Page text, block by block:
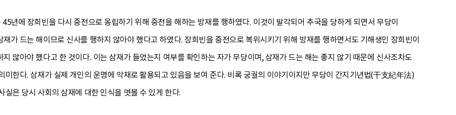
년에 장희빈을 다시 중전으로 옹립하기 위해 중전을 해하는 방재를 행하였다. 이것이 발각되어 추국을 당하게 되면서 무당이
가 드는 해이므로 신사를 행하지 않아야 했다고 하였다. 장희빈을 중전으로 복위시키기 위해 방재를 행하면서도 기해생인 장희빈이
않아야 했다고 한 것이다. 이는 삼재가 들었는지 여부를 확인하는 자가 무당이며, 삼재가 드는 해는 좋지 않기 때문에 신사조차도
미한다. 삼재가 실제 개인의 운명에 악재로 활용되고 있음을 보여 준다. 비록 궁궐의 이야기이지만 무당이 간지기년법(干支紀年法)
실은 당시 사회의 삼재에 대한 인식을 엿볼 수 있게 한다.